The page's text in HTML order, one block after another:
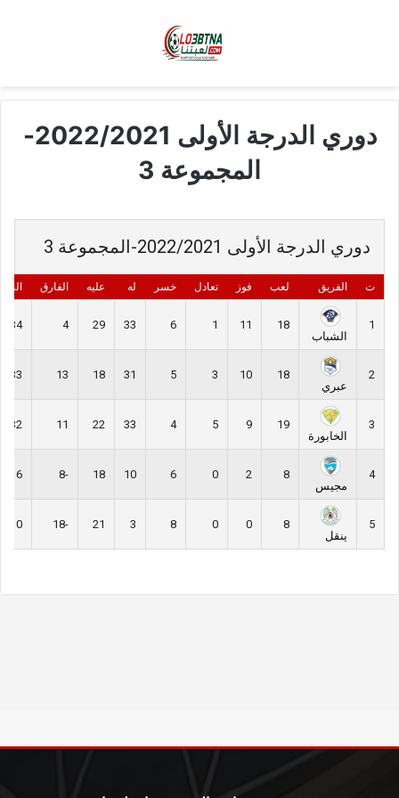
دوري الدرجة الأولى 2022/2021-
المجموعة 3
دوري الدرجة الأولى 2022/2021-المجموعة 3
ت الفريق لعب فوز تعادل خسر له عليه الفارق
1
الشباب
18
11
1
6
33
29
4
34
2
عبري
18
10
3
5
31
18
13
33
3
الخابورة
19
9
5
4
33
22
11
32
4
مجيس
8
2
0
6
10
18
-8
6
5
ينقل
8
0
0
8
3
21
-18
0